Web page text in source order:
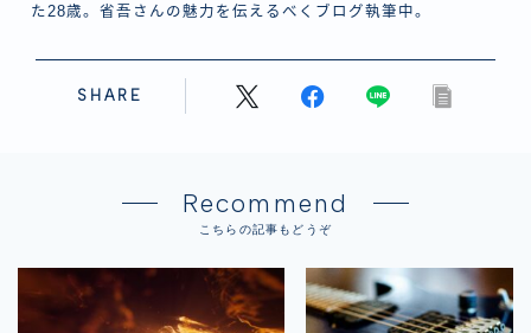
た28歳。省吾さんの魅力を伝えるべくブログ執筆中。
SHARE
Recommend
こちらの記事もどうぞ